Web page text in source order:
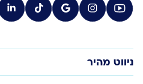
ניווט מהיר